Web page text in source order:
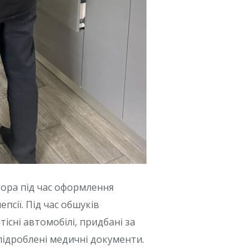
під час оформлення
Під час обшуків
автомобілі, придбані за
медичні документи.